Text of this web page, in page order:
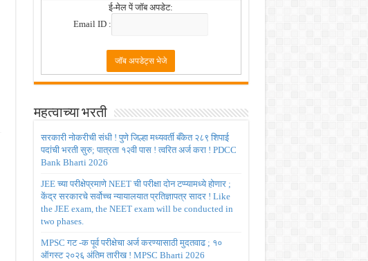
ई-मेल पें जॉब अपडेट:
Email ID :
महत्वाच्या भरती
सरकारी नोकरीची संधी ! पुणे जिल्हा मध्यवर्ती बँकेत २८९ शिपाई
पदांची भरती सुरु; पात्रता १२वी पास ! त्वरित अर्ज करा ! PDCC
Bank Bharti 2026
JEE च्या परीक्षेप्रमाणे NEET ची परीक्षा दोन टप्प्यामध्ये होणार ;
केंद्र सरकारचे सर्वोच्च न्यायालयात प्रतिज्ञापत्र सादर ! Like
the JEE exam, the NEET exam will be conducted in
two phases.
MPSC गट -क पूर्व परीक्षेचा अर्ज करण्यासाठी मुदतवाढ ; १०
ऑगस्ट २०२६ अंतिम तारीख ! MPSC Bharti 2026